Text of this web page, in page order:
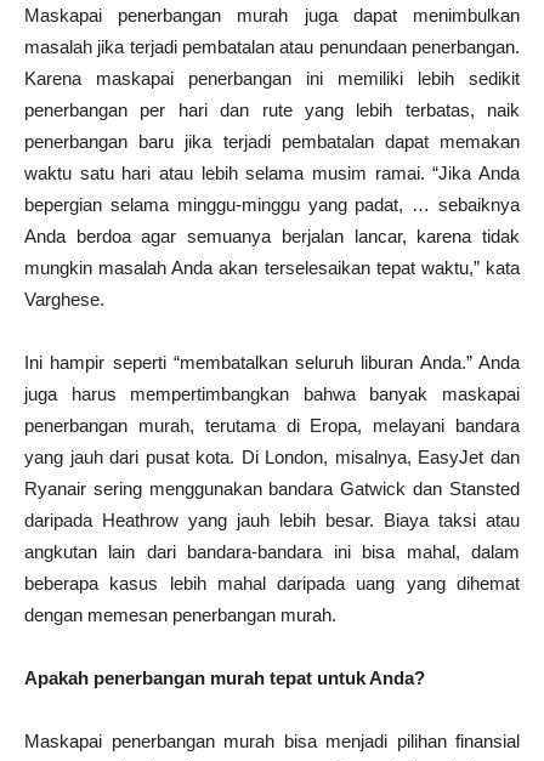
Maskapai penerbangan murah juga dapat menimbulkan
masalah jika terjadi pembatalan atau penundaan penerbangan.
Karena maskapai penerbangan ini memiliki lebih sedikit
penerbangan per hari dan rute yang lebih terbatas, naik
penerbangan baru jika terjadi pembatalan dapat memakan
waktu satu hari atau lebih selama musim ramai. “Jika Anda
bepergian selama minggu-minggu yang padat, … sebaiknya
Anda berdoa agar semuanya berjalan lancar, karena tidak
mungkin masalah Anda akan terselesaikan tepat waktu,” kata
Varghese.
Ini hampir seperti “membatalkan seluruh liburan Anda.” Anda
juga harus mempertimbangkan bahwa banyak maskapai
penerbangan murah, terutama di Eropa, melayani bandara
yang jauh dari pusat kota. Di London, misalnya, EasyJet dan
Ryanair sering menggunakan bandara Gatwick dan Stansted
daripada Heathrow yang jauh lebih besar. Biaya taksi atau
angkutan lain dari bandara-bandara ini bisa mahal, dalam
beberapa kasus lebih mahal daripada uang yang dihemat
dengan memesan penerbangan murah.
Apakah penerbangan murah tepat untuk Anda?
Maskapai penerbangan murah bisa menjadi pilihan finansial